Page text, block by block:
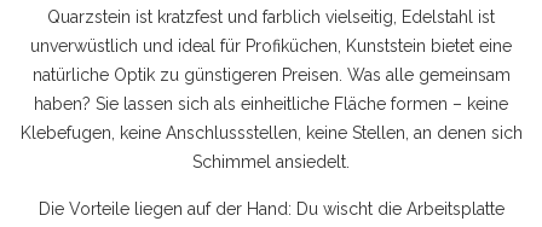
Quarzstein ist kratzfest und farblich vielseitig, Edelstahl ist
unverwüstlich und ideal für Profiküchen, Kunststein bietet eine
natürliche Optik zu günstigeren Preisen. Was alle gemeinsam
haben? Sie lassen sich als einheitliche Fläche formen – keine
Klebefugen, keine Anschlussstellen, keine Stellen, an denen sich
Schimmel ansiedelt.
Die Vorteile liegen auf der Hand: Du wischt die Arbeitsplatte